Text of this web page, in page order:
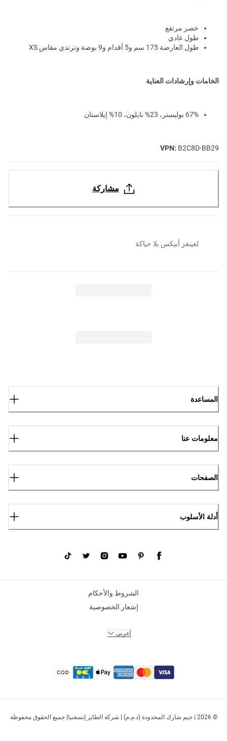
خصر مرتفع
طول عادي
طول العارضة 175 سم و5 أقدام و9 بوصة وترتدي مقاس XS
الخامات وإرشادات العناية
67% بوليستر، 23% نايلون، 10% إيلاستان
VPN: B2C8D-BB29
مشاركة
لغينغز أبيكس بلا حياكة
المساعدة
معلومات عنا
الصفحات
أدلة الأسلوب
© 2026 | جيم شارك المحدودة (ذ.م.م) | شركة الطاير إنسغنيا| جميع الحقوق محفوظة
الشروط والأحكام
إشعار الخصوصية
عربي